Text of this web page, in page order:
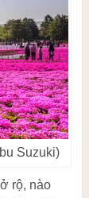
Suzuki)
rộ, nào